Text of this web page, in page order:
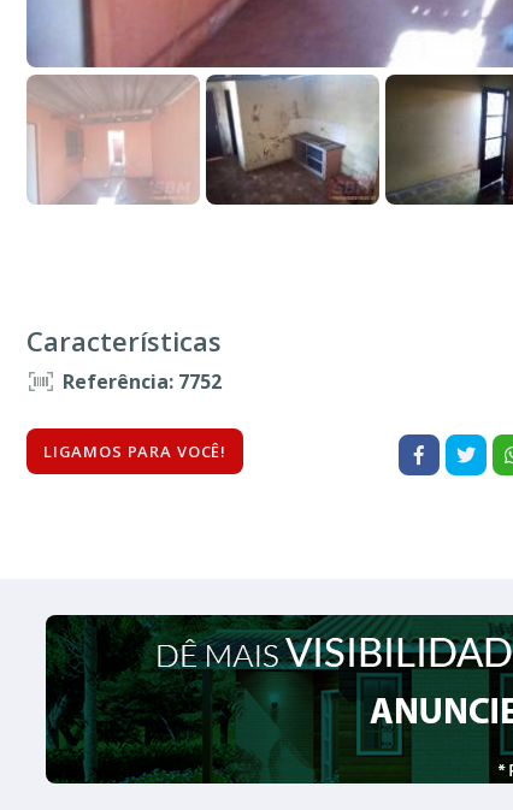
Características
Referência: 7752
LIGAMOS PARA VOCÊ!